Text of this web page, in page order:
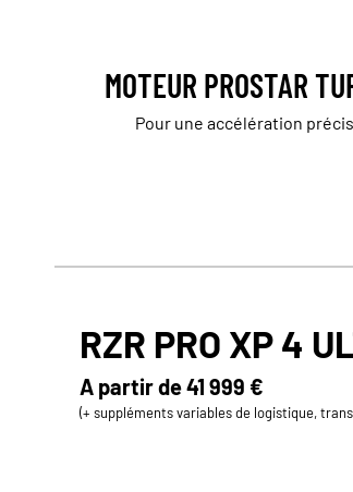
MOTEUR PROSTAR
Pour une accélération
RZR PRO XP 4
A partir de41 999 €
(+ suppléments variables de logistique,